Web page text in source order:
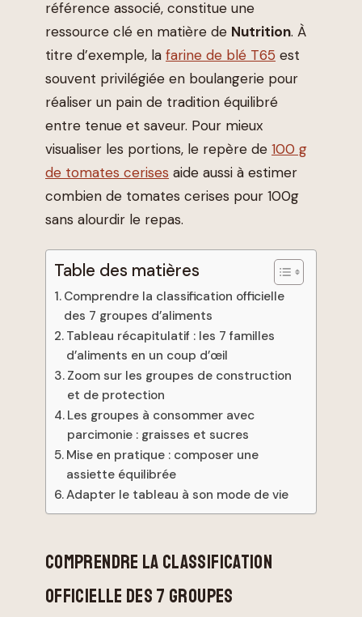
référence associé, constitue une
ressource clé en matière de Nutrition. À
titre d’exemple, la farine de blé T65 est
souvent privilégiée en boulangerie pour
réaliser un pain de tradition équilibré
entre tenue et saveur. Pour mieux
visualiser les portions, le repère de 100 g
de tomates cerises aide aussi à estimer
combien de tomates cerises pour 100g
sans alourdir le repas.
Table des matières
Comprendre la classification officielle
des 7 groupes d’aliments
Tableau récapitulatif : les 7 familles
d’aliments en un coup d’œil
Zoom sur les groupes de construction
et de protection
Les groupes à consommer avec
parcimonie : graisses et sucres
Mise en pratique : composer une
assiette équilibrée
Adapter le tableau à son mode de vie
COMPRENDRE LA CLASSIFICATION
OFFICIELLE DES 7 GROUPES